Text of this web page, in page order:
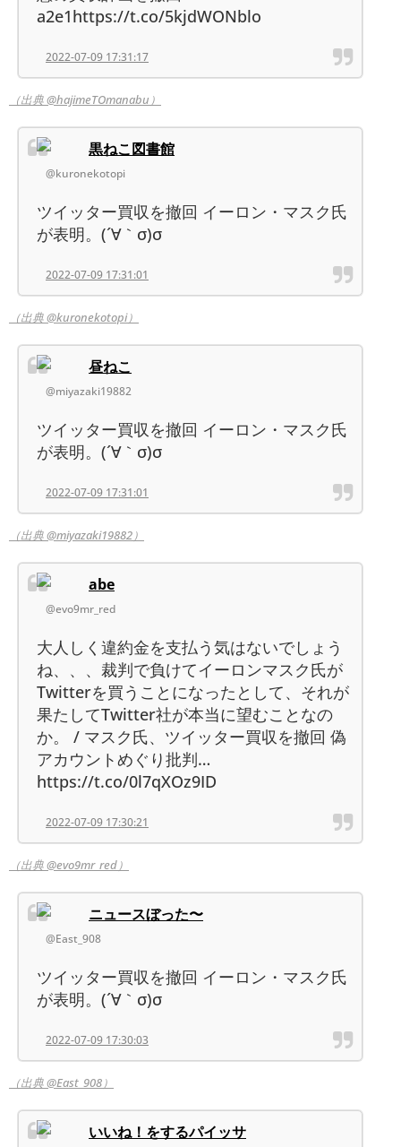
a2e1https://t.co/5kjdWONblo
2022-07-09 17:31:17
（出典 @hajimeTOmanabu）
黒ねこ図書館
@kuronekotopi
ツイッター買収を撤回 イーロン・マスク氏
が表明。(´∀｀σ)σ
2022-07-09 17:31:01
（出典 @kuronekotopi）
昼ねこ
@miyazaki19882
ツイッター買収を撤回 イーロン・マスク氏
が表明。(´∀｀σ)σ
2022-07-09 17:31:01
（出典 @miyazaki19882）
abe
@evo9mr_red
大人しく違約金を支払う気はないでしょう
ね、、、裁判で負けてイーロンマスク氏が
Twitterを買うことになったとして、それが
果たしてTwitter社が本当に望むことなの
か。 / マスク氏、ツイッター買収を撤回 偽
アカウントめぐり批判…
https://t.co/0l7qXOz9ID
2022-07-09 17:30:21
（出典 @evo9mr_red）
ニュースぼった〜
@East_908
ツイッター買収を撤回 イーロン・マスク氏
が表明。(´∀｀σ)σ
2022-07-09 17:30:03
（出典 @East_908）
いいね！をするパイッサ